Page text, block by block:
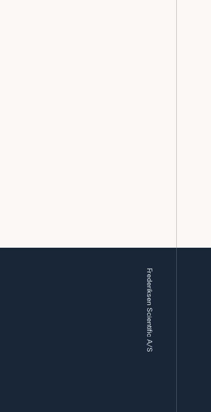
Frederiksen Scientific A/S